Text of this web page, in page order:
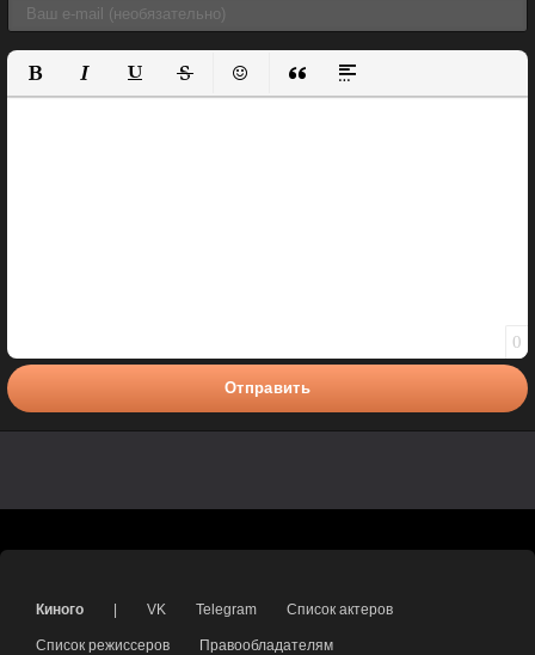
Полужирный
КурсивПодчеркнутый
ЗачеркнутыйВставить смайлик
Вставка цитаты
Вставка спойлера
0
Отправить
Киного VK Telegram Список актеров
Список режиссеров Правообладателям